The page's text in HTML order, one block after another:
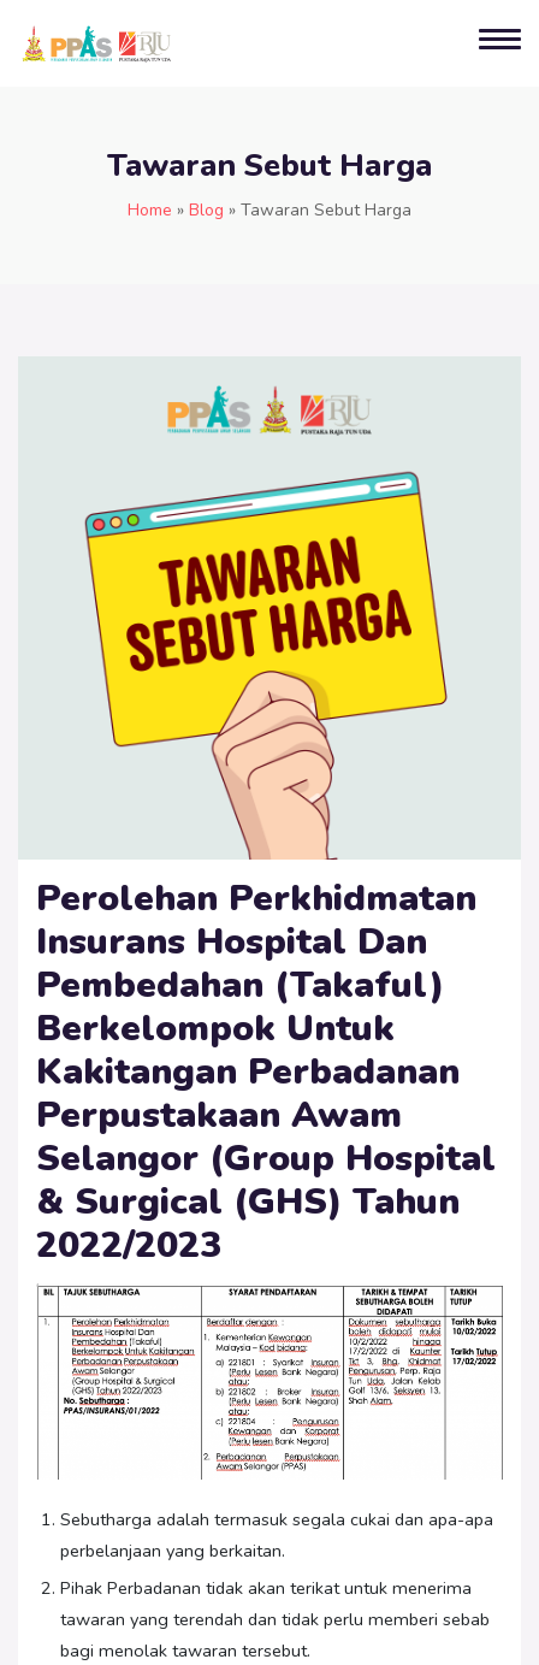
Tawaran Sebut Harga
Home » Blog » Tawaran Sebut Harga
Perolehan Perkhidmatan
Insurans Hospital Dan
Pembedahan (Takaful)
Berkelompok Untuk
Kakitangan Perbadanan
Perpustakaan Awam
Selangor (Group Hospital
& Surgical (GHS) Tahun
2022/2023
Sebutharga adalah termasuk segala cukai dan apa-apa
perbelanjaan yang berkaitan.
Pihak Perbadanan tidak akan terikat untuk menerima
tawaran yang terendah dan tidak perlu memberi sebab
bagi menolak tawaran tersebut.